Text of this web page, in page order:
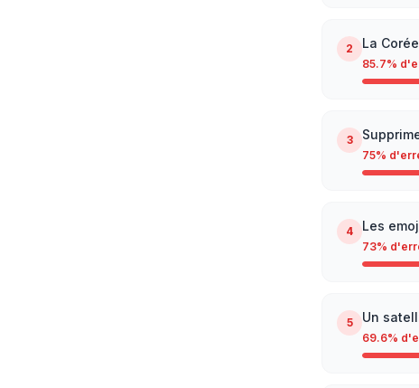
2 La
85.7%
3
75%
4 Les
73%
5 Un
69.6%